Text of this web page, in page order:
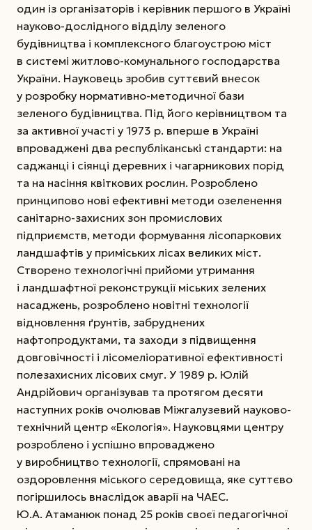
один із організаторів і керівник першого в Украї­ні
науково-дослідного відділу зеленого
будівництва і комплексного благоустрою міст
в системі житлово-комунального господарства
України. Науковець зробив суттєвий внесок
у розробку нормативно-методичної бази
зеленого будівництва. Під його керівництвом та
за активної участі у 1973 р. вперше в Україні
впроваджені два республіканські стандарти: на
саджанці і сіянці деревних і чагарникових порід
та на насіння квіткових рослин. Розроблено
принципово нові ефективні методи озеленення
санітарно-захисних зон промислових
підприємств, методи формування лісопаркових
ландшафтів у приміських лісах великих міст.
Створено технологічні прийоми утримання
і ландшафтної реконструкції міських зелених
насаджень, розроблено новітні технології
відновлення ґрунтів, забруднених
нафтопродуктами, та заходи з підвищення
довговічності і лісомеліоративної ефективності
полезахисних лісових смуг. У 1989 р. Юлій
Андрійович організував та протягом десяти
наступних років очолював Міжгалузевий науково-
технічний центр «Екологія». Науковцями центру
розроблено і успішно впроваджено
у виробництво технології, спрямовані на
оздоровлення міського середовища, яке суттєво
погіршилось внаслідок аварії на ЧАЕС.
Ю.А. Атаманюк понад 25 років своєї педагогічної